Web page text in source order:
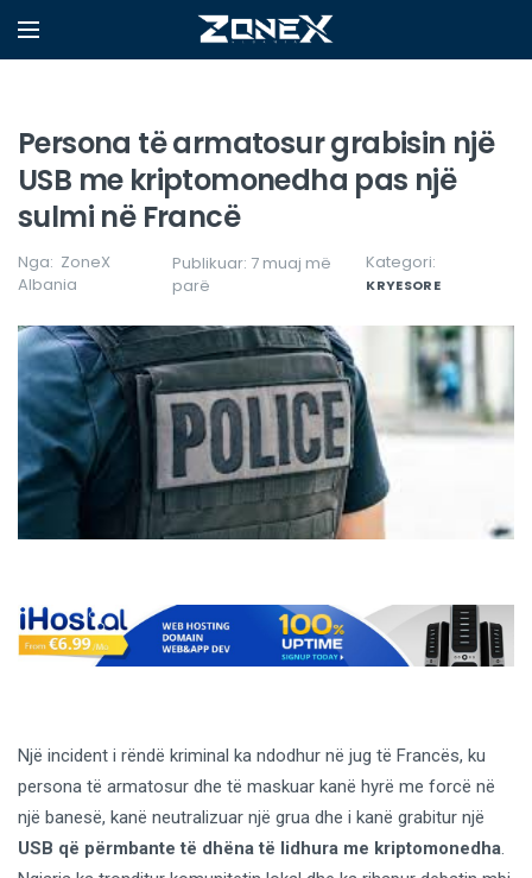
Persona të armatosur grabisin një
USB me kriptomonedha pas një
sulmi në Francë
Nga: ZoneX
Albania
Publikuar: 7 muaj më
parë
Kategori:
KRYESORE
Një incident i rëndë kriminal ka ndodhur në jug të Francës, ku
persona të armatosur dhe të maskuar kanë hyrë me forcë në
një banesë, kanë neutralizuar një grua dhe i kanë grabitur një
USB që përmbante të dhëna të lidhura me kriptomonedha.